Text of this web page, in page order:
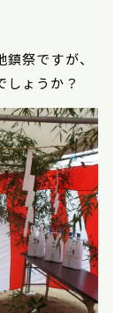
祭ですが、
しょうか？